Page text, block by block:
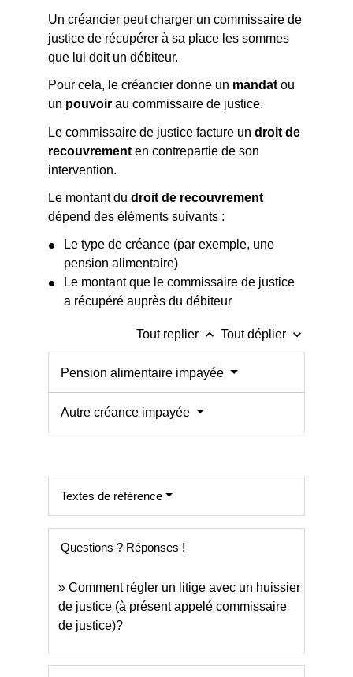
Un créancier peut charger un commissaire de
justice de récupérer à sa place les sommes
que lui doit un débiteur.
Pour cela, le créancier donne un mandat ou
un pouvoir au commissaire de justice.
Le commissaire de justice facture undroit de
recouvrement en contrepartie de son
intervention.
Le montant dudroit de recouvrement
dépend des éléments suivants :
Le type de créance (par exemple, une
pension alimentaire)
Le montant que le commissaire de justice
a récupéré auprès du débiteur
Tout replier keyboard_arrow_up Tout déplier keyboard_arrow_down
Pension alimentaire impayée
Autre créance impayée
Textes de référence
Questions ? Réponses !
Comment régler un litige avec un huissier
de justice (à présent appelé commissaire
de justice)?